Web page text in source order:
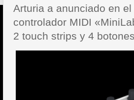
Arturia a anunciado en
controlador MIDI
2 touch strips y 4